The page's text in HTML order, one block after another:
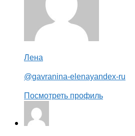
Лена
@gavranina-elenayandex-ru
Посмотреть профиль